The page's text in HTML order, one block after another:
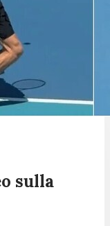
sulla